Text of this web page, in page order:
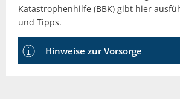
Katastrophenhilfe (BBK) gibt hier
und Tipps.
Hinweise zur Vorsorge